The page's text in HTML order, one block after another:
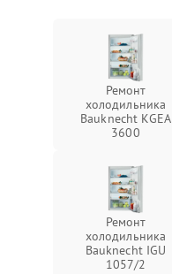
Ремонт
холодильника
Bauknecht KGEA
3600
Ремонт
холодильника
Bauknecht IGU
1057/2